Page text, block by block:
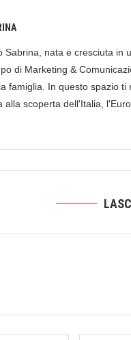
Sabrina, nata e cresciuta in
di Marketing &
famiglia. In questo spazio
alla scoperta dell'Italia,